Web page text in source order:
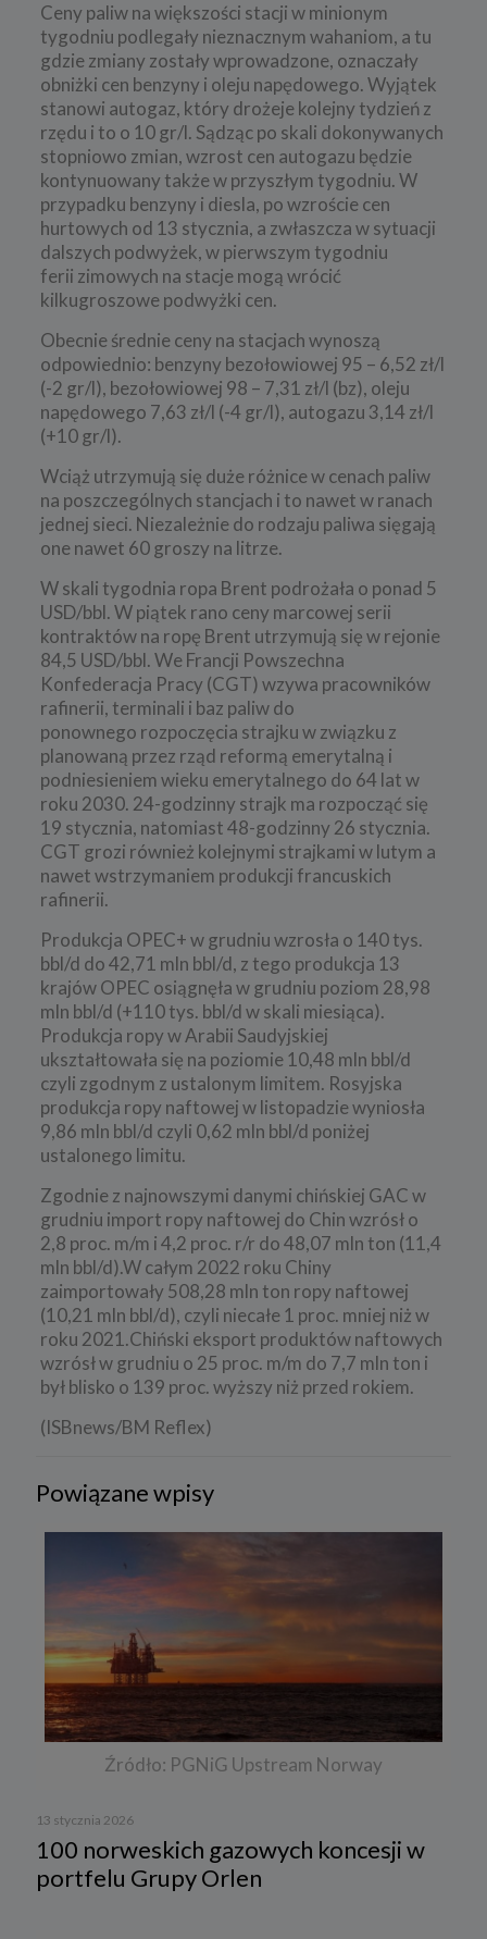
Ceny paliw na większości stacji w minionym
tygodniu podlegały nieznacznym wahaniom, a tu
gdzie zmiany zostały wprowadzone, oznaczały
obniżki cen benzyny i oleju napędowego. Wyjątek
stanowi autogaz, który drożeje kolejny tydzień z
rzędu i to o 10 gr/l. Sądząc po skali dokonywanych
stopniowo zmian, wzrost cen autogazu będzie
kontynuowany także w przyszłym tygodniu. W
przypadku benzyny i diesla, po wzroście cen
hurtowych od 13 stycznia, a zwłaszcza w sytuacji
dalszych podwyżek, w pierwszym tygodniu
ferii zimowych na stacje mogą wrócić
kilkugroszowe podwyżki cen.
Obecnie średnie ceny na stacjach wynoszą
odpowiednio: benzyny bezołowiowej 95 – 6,52 zł/l
(-2 gr/l), bezołowiowej 98 – 7,31 zł/l (bz), oleju
napędowego 7,63 zł/l (-4 gr/l), autogazu 3,14 zł/l
(+10 gr/l).
Wciąż utrzymują się duże różnice w cenach paliw
na poszczególnych stancjach i to nawet w ranach
jednej sieci. Niezależnie do rodzaju paliwa sięgają
one nawet 60 groszy na litrze.
W skali tygodnia ropa Brent podrożała o ponad 5
USD/bbl. W piątek rano ceny marcowej serii
kontraktów na ropę Brent utrzymują się w rejonie
84,5 USD/bbl. We Francji Powszechna
Konfederacja Pracy (CGT) wzywa pracowników
rafinerii, terminali i baz paliw do
ponownego rozpoczęcia strajku w związku z
planowaną przez rząd reformą emerytalną i
podniesieniem wieku emerytalnego do 64 lat w
roku 2030. 24-godzinny strajk ma rozpocząć się
19 stycznia, natomiast 48-godzinny 26 stycznia.
CGT grozi również kolejnymi strajkami w lutym a
nawet wstrzymaniem produkcji francuskich
rafinerii.
Produkcja OPEC+ w grudniu wzrosła o 140 tys.
bbl/d do 42,71 mln bbl/d, z tego produkcja 13
krajów OPEC osiągnęła w grudniu poziom 28,98
mln bbl/d (+110 tys. bbl/d w skali miesiąca).
Produkcja ropy w Arabii Saudyjskiej
ukształtowała się na poziomie 10,48 mln bbl/d
czyli zgodnym z ustalonym limitem. Rosyjska
produkcja ropy naftowej w listopadzie wyniosła
9,86 mln bbl/d czyli 0,62 mln bbl/d poniżej
ustalonego limitu.
Zgodnie z najnowszymi danymi chińskiej GAC w
grudniu import ropy naftowej do Chin wzrósł o
2,8 proc. m/m i 4,2 proc. r/r do 48,07 mln ton (11,4
mln bbl/d).W całym 2022 roku Chiny
zaimportowały 508,28 mln ton ropy naftowej
(10,21 mln bbl/d), czyli niecałe 1 proc. mniej niż w
roku 2021.Chiński eksport produktów naftowych
wzrósł w grudniu o 25 proc. m/m do 7,7 mln ton i
był blisko o 139 proc. wyższy niż przed rokiem.
(ISBnews/BM Reflex)
Powiązane wpisy
Źródło: PGNiG Upstream Norway
13 stycznia 2026
100 norweskich gazowych koncesji w
portfelu Grupy Orlen